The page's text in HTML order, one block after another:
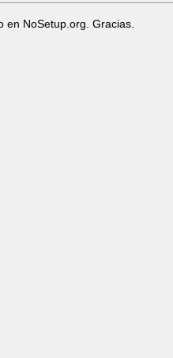
NoSetup.org. Gracias.